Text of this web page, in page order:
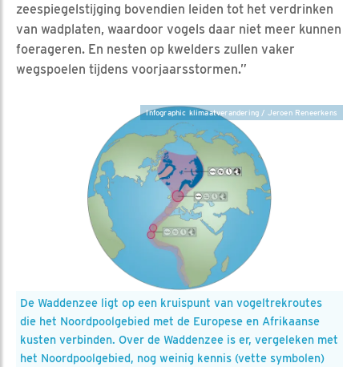
zeespiegelstijging bovendien leiden tot het verdrinken
van wadplaten, waardoor vogels daar niet meer kunnen
foerageren. En nesten op kwelders zullen vaker
wegspoelen tijdens voorjaarsstormen.”
De Waddenzee ligt op een kruispunt van vogeltrekroutes
die het Noordpoolgebied met de Europese en Afrikaanse
kusten verbinden. Over de Waddenzee is er, vergeleken met
het Noordpoolgebied, nog weinig kennis (vette symbolen)
Infographic klimaatverandering / Jeroen Reneerkens